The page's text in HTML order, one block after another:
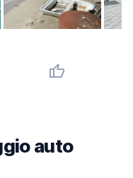
auto